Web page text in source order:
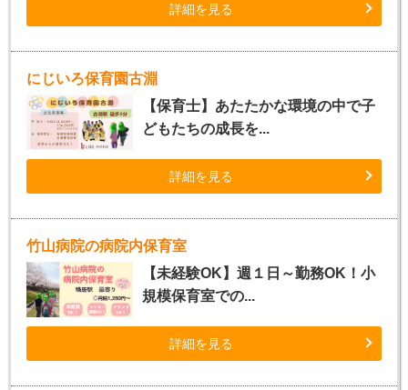
詳細を見る
にじいろ保育園古淵
【保育士】あたたかな環境の中で子
どもたちの成長を...
詳細を見る
竹山病院の病院内保育室
【未経験OK】週１日～勤務OK！小
規模保育室での...
詳細を見る